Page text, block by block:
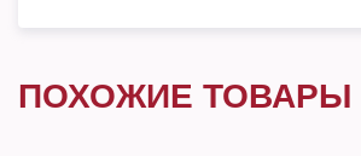
ПОХОЖИЕ ТОВАРЫ